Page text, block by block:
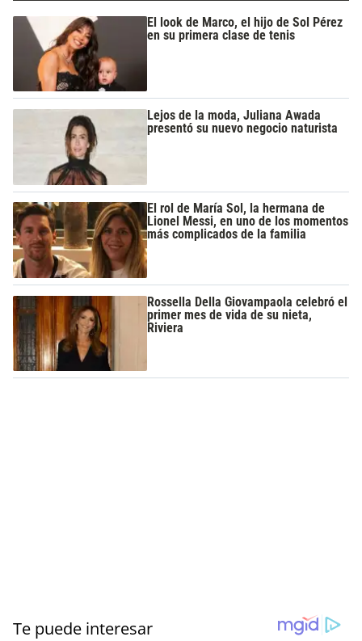
El look de Marco, el hijo de Sol Pérez
en su primera clase de tenis
Lejos de la moda, Juliana Awada
presentó su nuevo negocio naturista
El rol de María Sol, la hermana de
Lionel Messi, en uno de los momentos
más complicados de la familia
Rossella Della Giovampaola celebró el
primer mes de vida de su nieta,
Riviera